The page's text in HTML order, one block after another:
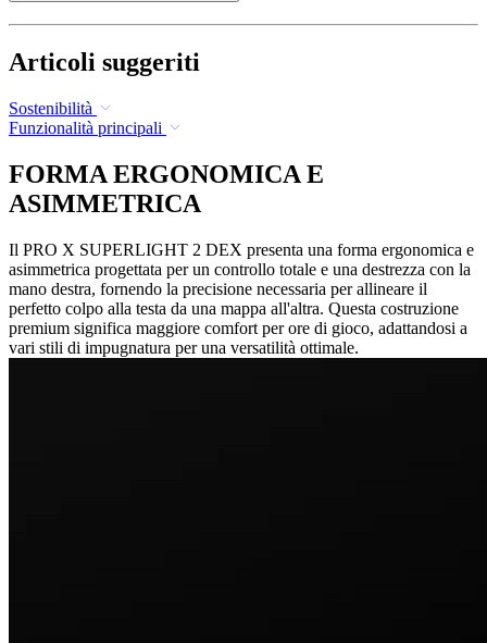
Articoli suggeriti
Sostenibilità
Funzionalità principali
FORMA ERGONOMICA E
ASIMMETRICA
Il PRO X SUPERLIGHT 2 DEX presenta una forma ergonomica e
asimmetrica progettata per un controllo totale e una destrezza con la
mano destra, fornendo la precisione necessaria per allineare il
perfetto colpo alla testa da una mappa all'altra. Questa costruzione
premium significa maggiore comfort per ore di gioco, adattandosi a
vari stili di impugnatura per una versatilità ottimale.